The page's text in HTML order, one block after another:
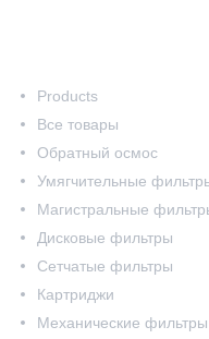
Products
Все товары
Обратный осмос
Умягчительные
Магистральные
Дисковые фильтры
Сетчатые фильтры
Картриджи
Механические фильтры